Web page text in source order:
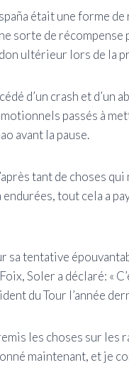
était une forme
sorte de
ultérieur lors de la
d’un crash et
passés à
avant la pause.
tant de choses
tout cela a
sa tentative
Soler a déclaré: «
du Tour l’année
les choses sur
maintenant, et je